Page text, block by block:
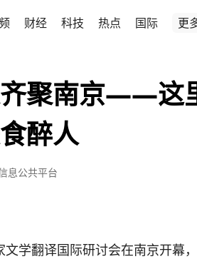
财经 科技 热点 国际 更
聚南京——这
醉人
息公共平台
学翻译国际研讨会在南京开幕，